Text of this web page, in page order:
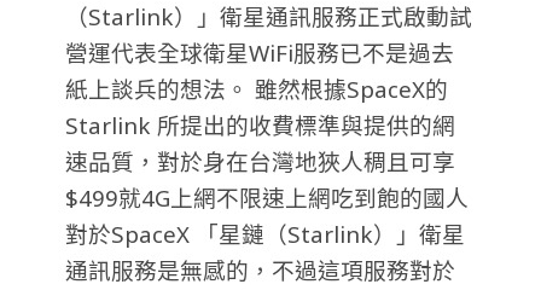
（Starlink）」衛星通訊服務正式啟動試
營運代表全球衛星WiFi服務已不是過去
紙上談兵的想法。 雖然根據SpaceX的
Starlink 所提出的收費標準與提供的網
速品質，對於身在台灣地狹人稠且可享
$499就4G上網不限速上網吃到飽的國人
對於SpaceX 「星鏈（Starlink）」衛星
通訊服務是無感的，不過這項服務對於